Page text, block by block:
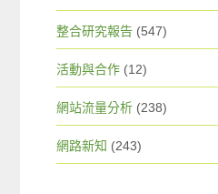
整合研究報告 (547)
活動與合作 (12)
網站流量分析 (238)
網路新知 (243)